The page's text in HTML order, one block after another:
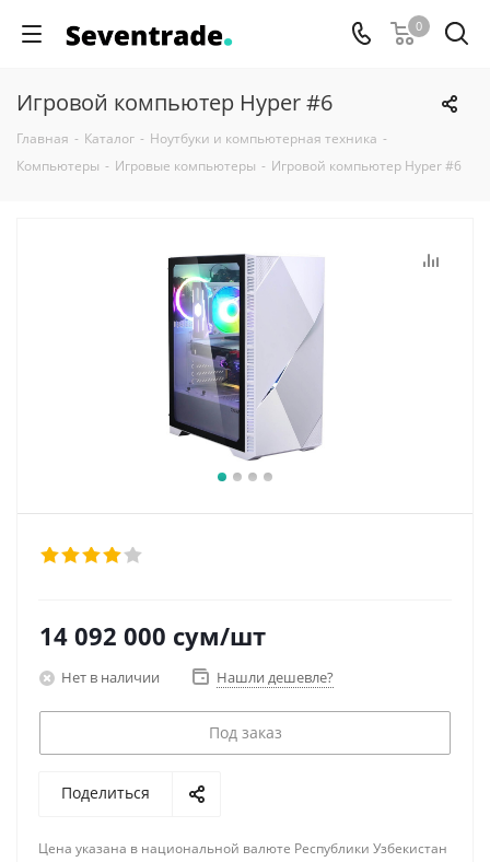
0
Игровой компьютер Hyper #6
Главная - Каталог - Ноутбуки и компьютерная техника -
Компьютеры - Игровые компьютеры - Игровой компьютер Hyper #6
14 092 000 сум/шт
Нет в наличии Нашли дешевле?
Под заказ
Поделиться
Цена указана в национальной валюте Республики Узбекистан